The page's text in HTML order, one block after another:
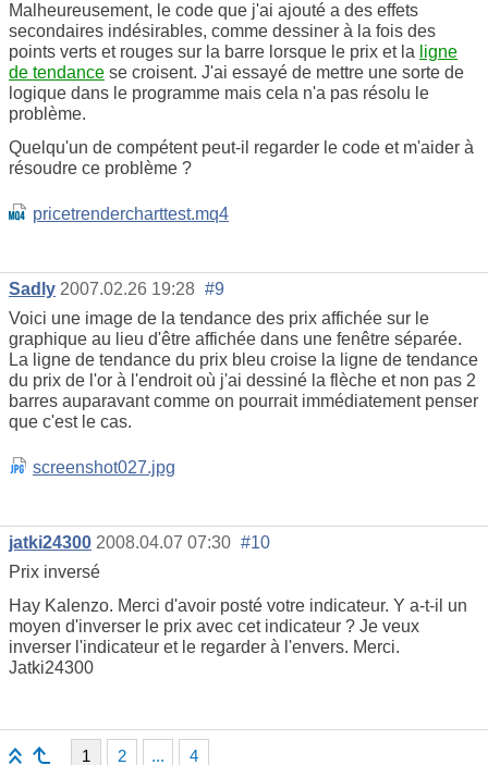
Malheureusement, le code que j'ai ajouté a des effets
secondaires indésirables, comme dessiner à la fois des
points verts et rouges sur la barre lorsque le prix et la ligne
de tendance se croisent. J'ai essayé de mettre une sorte de
logique dans le programme mais cela n'a pas résolu le
problème.
Quelqu'un de compétent peut-il regarder le code et m'aider à
résoudre ce problème ?
pricetrendercharttest.mq4
Sadly 2007.02.26 19:28 #9
Voici une image de la tendance des prix affichée sur le
graphique au lieu d'être affichée dans une fenêtre séparée.
La ligne de tendance du prix bleu croise la ligne de tendance
du prix de l'or à l'endroit où j'ai dessiné la flèche et non pas 2
barres auparavant comme on pourrait immédiatement penser
que c'est le cas.
screenshot027.jpg
jatki24300 2008.04.07 07:30 #10
Prix inversé
Hay Kalenzo. Merci d'avoir posté votre indicateur. Y a-t-il un
moyen d'inverser le prix avec cet indicateur ? Je veux
inverser l'indicateur et le regarder à l'envers. Merci.
Jatki24300
1 2 ... 4